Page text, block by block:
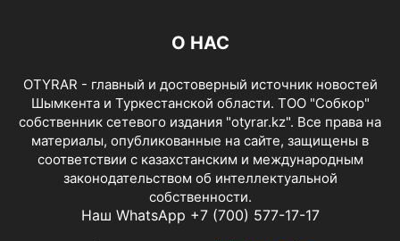
О НАС
OTYRAR - главный и достоверный источник новостей
Шымкента и Туркестанской области. ТОО "Собкор"
собственник сетевого издания "otyrar.kz". Все права на
материалы, опубликованные на сайте, защищены в
соответствии с казахстанским и международным
законодательством об интеллектуальной
собственности.
Наш WhatsApp +7 (700) 577-17-17